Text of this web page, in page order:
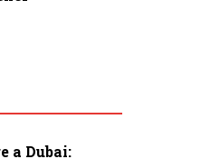
a Dubai: